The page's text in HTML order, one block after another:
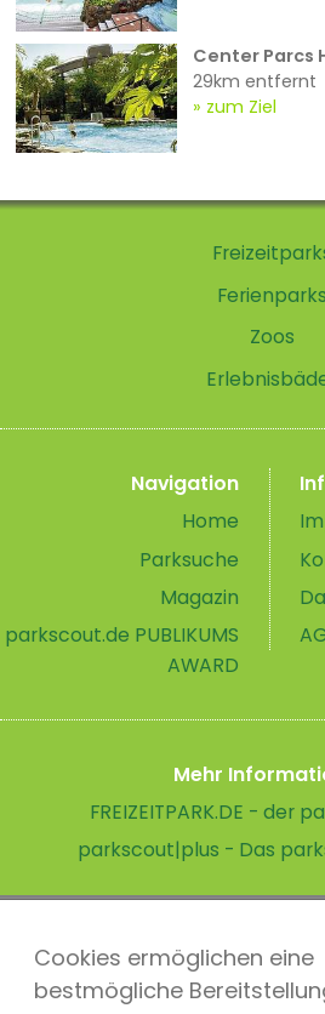
Cookies ermöglichen eine
bestmögliche
Center Parcs
29km entfernt
zum Ziel
Ferienparks
Zoos
Navigation
Home
Parksuche
Magazin
parkscout.de PUBLIKUMS
AWARD
Mehr
FREIZEITPARK.DE - der
parkscout|plus - Das